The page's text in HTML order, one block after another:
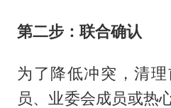
第二步：联合确认
为了降低冲突，清
员、业委会成员或热